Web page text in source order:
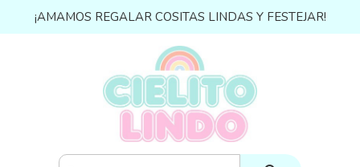
¡AMAMOS REGALAR COSITAS LINDAS Y FESTEJAR!